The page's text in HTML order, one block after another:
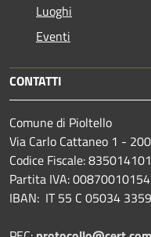
Luoghi
Eventi
CONTATTI
Comune di Pioltello
Via Carlo Cattaneo 1 -
Codice Fiscale:
Partita IVA: 00870010154
IBAN: IT 55 C 05034